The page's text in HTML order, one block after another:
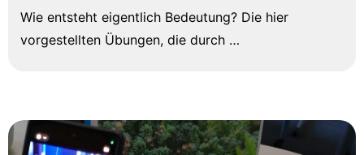
Wie entsteht eigentlich Bedeutung? Die hier
vorgestellten Übungen, die durch …